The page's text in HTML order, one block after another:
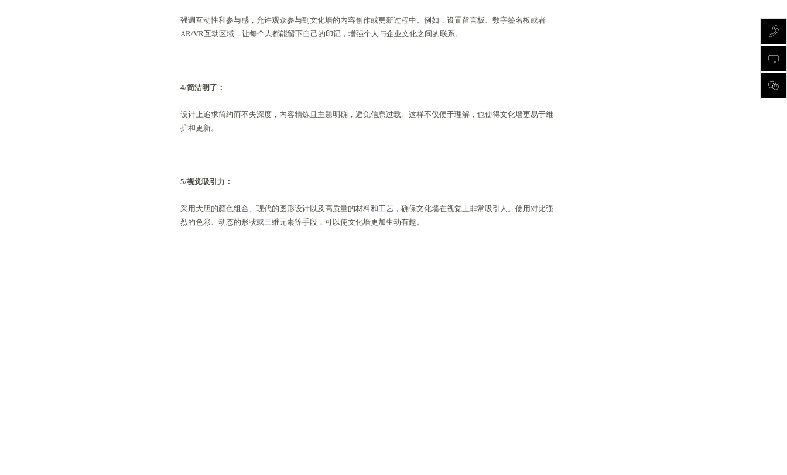
强调互动性和参与感，允许观众参与到文化墙的内容创作或更新过程中。例如，设置留言板、数字签名板或者
AR/VR互动区域，让每个人都能留下自己的印记，增强个人与企业文化之间的联系。
4/简洁明了 ：
设计上追求简约而不失深度，内容精炼且主题明确，避免信息过载。这样不仅便于理解，也使得文化墙更易于维
护和更新。
5/视觉吸引力：
采用大胆的颜色组合、现代的图形设计以及高质量的材料和工艺，确保文化墙在视觉上非常吸引人。使用对比强
烈的色彩、动态的形状或三维元素等手段，可以使文化墙更加生动有趣。